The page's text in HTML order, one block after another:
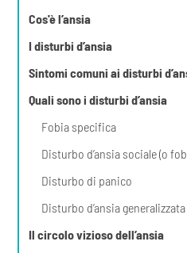
Cos'è l’ansia
I disturbi d’ansia
Sintomi comuni ai disturbi
Quali sono i disturbi d’ansia
Fobia specifica
Disturbo d’ansia sociale (o
Disturbo di panico
Disturbo d’ansia generalizzata
Il circolo vizioso dell’ansia